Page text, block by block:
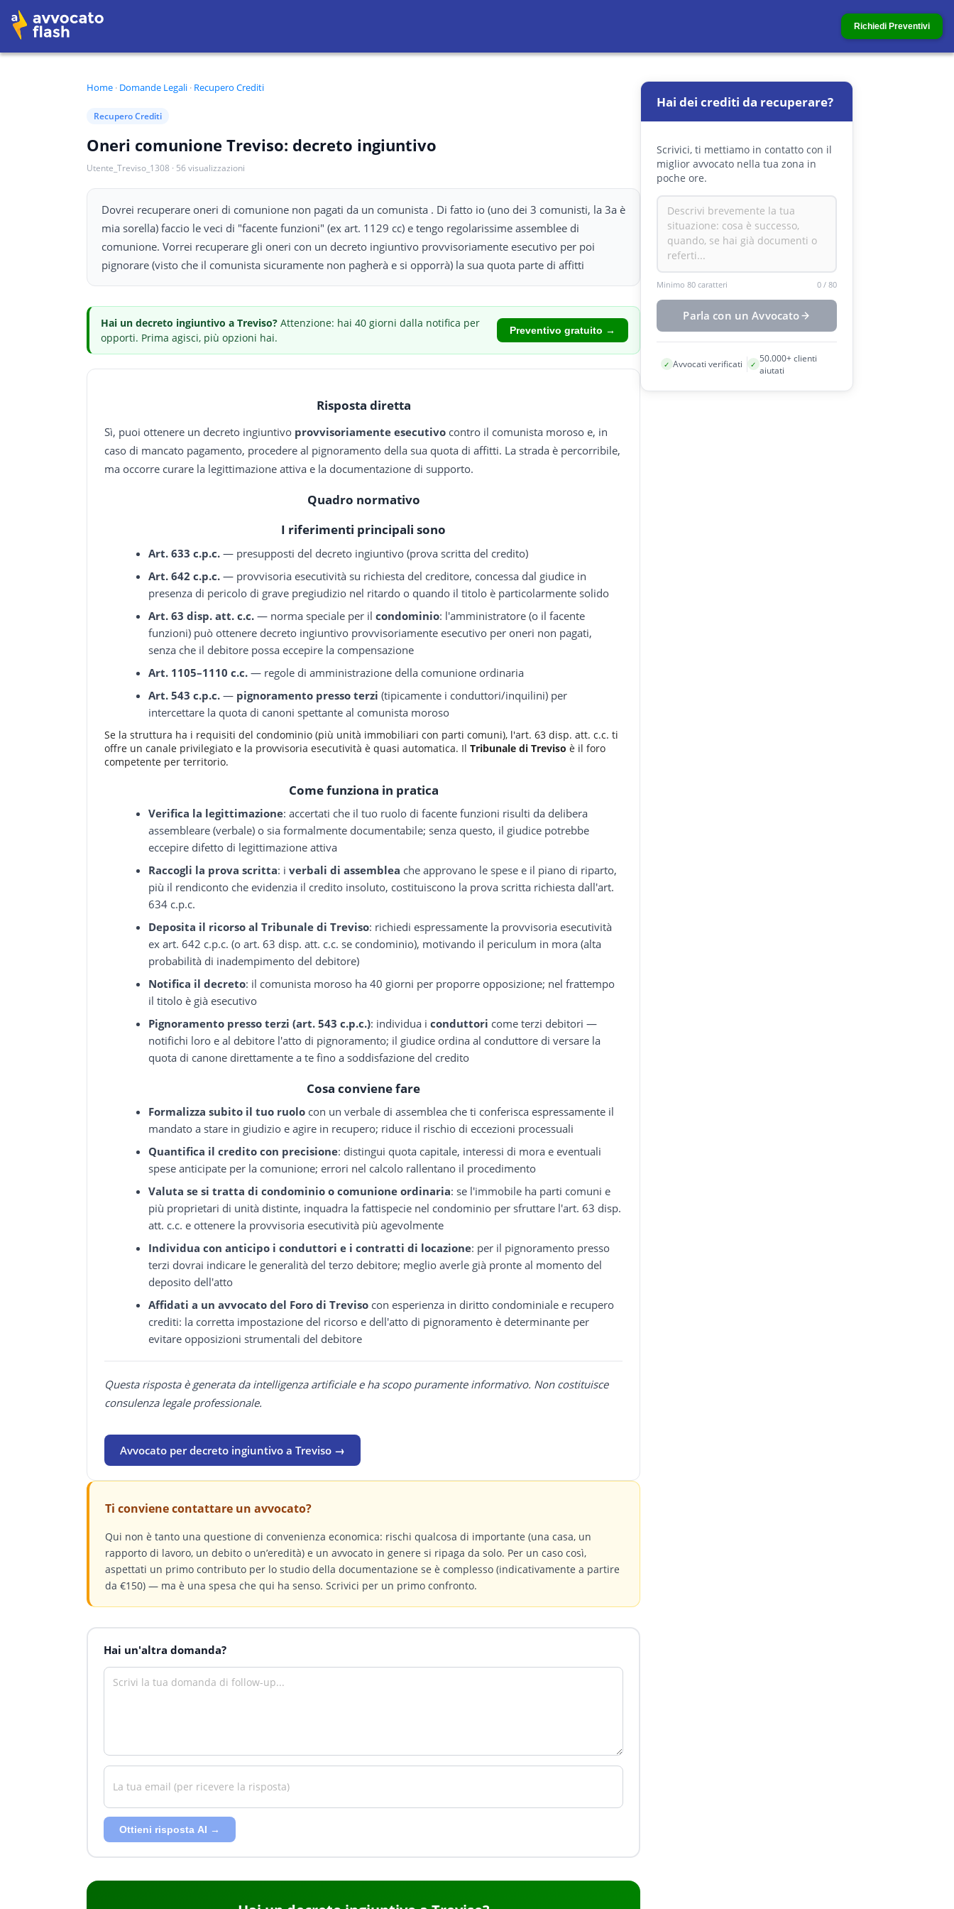
Richiedi Preventivi
Home · Domande Legali · Recupero Crediti
Recupero Crediti
Oneri comunione Treviso: decreto ingiuntivo
Utente_Treviso_1308 · 56 visualizzazioni
Dovrei recuperare oneri di comunione non pagati da un comunista . Di fatto io (uno dei 3 comunisti, la 3a è
mia sorella) faccio le veci di "facente funzioni" (ex art. 1129 cc) e tengo regolarissime assemblee di
comunione. Vorrei recuperare gli oneri con un decreto ingiuntivo provvisoriamente esecutivo per poi
pignorare (visto che il comunista sicuramente non pagherà e si opporrà) la sua quota parte di affitti
Hai un decreto ingiuntivo a Treviso? Attenzione: hai 40 giorni dalla notifica per
opporti. Prima agisci, più opzioni hai.
Preventivo gratuito →
Risposta diretta
Sì, puoi ottenere un decreto ingiuntivo provvisoriamente esecutivo contro il comunista moroso e, in
caso di mancato pagamento, procedere al pignoramento della sua quota di affitti. La strada è percorribile,
ma occorre curare la legittimazione attiva e la documentazione di supporto.
Quadro normativo
I riferimenti principali sono
Art. 633 c.p.c. — presupposti del decreto ingiuntivo (prova scritta del credito)
Art. 642 c.p.c. — provvisoria esecutività su richiesta del creditore, concessa dal giudice in
presenza di pericolo di grave pregiudizio nel ritardo o quando il titolo è particolarmente solido
Art. 63 disp. att. c.c. — norma speciale per ilcondominio: l'amministratore (o il facente
funzioni) può ottenere decreto ingiuntivo provvisoriamente esecutivo per oneri non pagati,
senza che il debitore possa eccepire la compensazione
Art. 1105–1110 c.c. — regole di amministrazione della comunione ordinaria
Art. 543 c.p.c. — pignoramento presso terzi (tipicamente i conduttori/inquilini) per
intercettare la quota di canoni spettante al comunista moroso
Se la struttura ha i requisiti del condominio (più unità immobiliari con parti comuni), l'art. 63 disp. att. c.c. ti
offre un canale privilegiato e la provvisoria esecutività è quasi automatica. Il Tribunale di Treviso è il foro
competente per territorio.
Come funziona in pratica
Verifica la legittimazione: accertati che il tuo ruolo di facente funzioni risulti da delibera
assembleare (verbale) o sia formalmente documentabile; senza questo, il giudice potrebbe
eccepire difetto di legittimazione attiva
Raccogli la prova scritta: iverbali di assemblea che approvano le spese e il piano di riparto,
più il rendiconto che evidenzia il credito insoluto, costituiscono la prova scritta richiesta dall'art.
634 c.p.c.
Deposita il ricorso al Tribunale di Treviso: richiedi espressamente la provvisoria esecutività
ex art. 642 c.p.c. (o art. 63 disp. att. c.c. se condominio), motivando il periculum in mora (alta
probabilità di inadempimento del debitore)
Notifica il decreto: il comunista moroso ha 40 giorni per proporre opposizione; nel frattempo
il titolo è già esecutivo
Pignoramento presso terzi (art. 543 c.p.c.): individua iconduttori come terzi debitori —
notifichi loro e al debitore l'atto di pignoramento; il giudice ordina al conduttore di versare la
quota di canone direttamente a te fino a soddisfazione del credito
Cosa conviene fare
Formalizza subito il tuo ruolo con un verbale di assemblea che ti conferisca espressamente il
mandato a stare in giudizio e agire in recupero; riduce il rischio di eccezioni processuali
Quantifica il credito con precisione: distingui quota capitale, interessi di mora e eventuali
spese anticipate per la comunione; errori nel calcolo rallentano il procedimento
Valuta se si tratta di condominio o comunione ordinaria: se l'immobile ha parti comuni e
più proprietari di unità distinte, inquadra la fattispecie nel condominio per sfruttare l'art. 63 disp.
att. c.c. e ottenere la provvisoria esecutività più agevolmente
Individua con anticipo i conduttori e i contratti di locazione: per il pignoramento presso
terzi dovrai indicare le generalità del terzo debitore; meglio averle già pronte al momento del
deposito dell'atto
Affidati a un avvocato del Foro di Treviso con esperienza in diritto condominiale e recupero
crediti: la corretta impostazione del ricorso e dell'atto di pignoramento è determinante per
evitare opposizioni strumentali del debitore
Questa risposta è generata da intelligenza artificiale e ha scopo puramente informativo. Non costituisce
consulenza legale professionale.
Avvocato per decreto ingiuntivo a Treviso →
Ti conviene contattare un avvocato?
Qui non è tanto una questione di convenienza economica: rischi qualcosa di importante (una casa, un
rapporto di lavoro, un debito o un’eredità) e un avvocato in genere si ripaga da solo. Per un caso così,
aspettati un primo contributo per lo studio della documentazione se è complesso (indicativamente a partire
da €150) — ma è una spesa che qui ha senso. Scrivici per un primo confronto.
Hai un'altra domanda?
Ottieni risposta AI →
Hai dei crediti da recuperare?
Scrivici, ti mettiamo in contatto con il
miglior avvocato nella tua zona in
poche ore.
Minimo 80 caratteri 0 / 80
Parla con un Avvocato
✓ Avvocati verificati ✓ 50.000+ clienti
aiutati